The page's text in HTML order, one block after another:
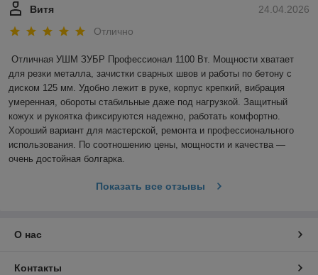
24.04.2026
Витя
Отлично
Отличная УШМ ЗУБР Профессионал 1100 Вт. Мощности хватает
для резки металла, зачистки сварных швов и работы по бетону с
диском 125 мм. Удобно лежит в руке, корпус крепкий, вибрация
умеренная, обороты стабильные даже под нагрузкой. Защитный
кожух и рукоятка фиксируются надежно, работать комфортно.
Хороший вариант для мастерской, ремонта и профессионального
использования. По соотношению цены, мощности и качества —
очень достойная болгарка.
Показать все отзывы
О нас
Контакты